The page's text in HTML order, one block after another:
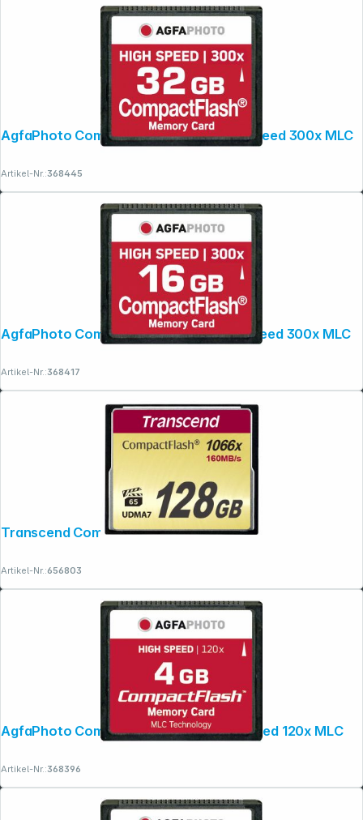
AgfaPhoto Compact Flash 32GB High Speed 300x MLC
Artikel-Nr.:368445
AgfaPhoto Compact Flash 16GB High Speed 300x MLC
Artikel-Nr.:368417
Transcend Compact Flash 128GB 1000x
Artikel-Nr.:656803
AgfaPhoto Compact Flash 4GB High Speed 120x MLC
Artikel-Nr.:368396
Folgen Sie uns auf